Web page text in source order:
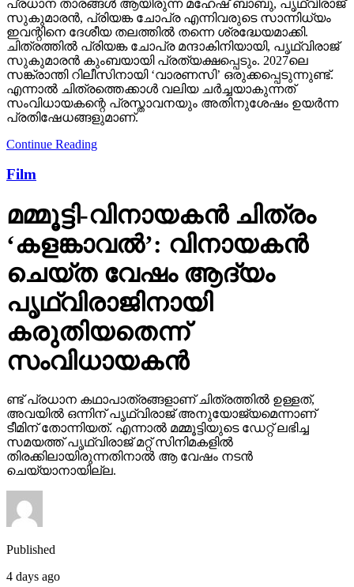
പ്രധാന താരങ്ങള്‍ ആയിരുന്ന മഹേഷ് ബാബു, പൃഥ്വിരാജ്
സുകുമാരന്‍, പ്രിയങ്ക ചോപ്ര എന്നിവരുടെ സാന്നിധ്യം
ഇവന്റിനെ ദേശീയ തലത്തില്‍ തന്നെ ശ്രദ്ധേയമാക്കി.
ചിത്രത്തില്‍ പ്രിയങ്ക ചോപ്ര മന്ദാകിനിയായി, പൃഥ്വിരാജ്
സുകുമാരന്‍ കുംബയായി പ്രത്യക്ഷപ്പെടും. 2027ലെ
സങ്ക്രാന്തി റിലീസിനായി ‘വാരണസി’ ഒരുക്കപ്പെടുന്നുണ്ട്.
എന്നാല്‍ ചിത്രത്തെക്കാള്‍ വലിയ ചര്‍ച്ചയാകുന്നത്
സംവിധായകന്റെ പ്രസ്താവനയും അതിനുശേഷം ഉയര്‍ന്ന
പ്രതിഷേധങ്ങളുമാണ്.
Continue Reading
Film
മമ്മൂട്ടി-വിനായകന്‍ ചിത്രം
‘കളങ്കാവല്‍’: വിനായകന്‍
ചെയ്ത വേഷം ആദ്യം
പൃഥ്വിരാജിനായി
കരുതിയതെന്ന്
സംവിധായകന്‍
ണ്ട് പ്രധാന കഥാപാത്രങ്ങളാണ് ചിത്രത്തില്‍ ഉള്ളത്,
അവയില്‍ ഒന്നിന് പൃഥ്വിരാജ് അനുയോജ്യമെന്നാണ്
ടീമിന് തോന്നിയത്. എന്നാല്‍ മമ്മൂട്ടിയുടെ ഡേറ്റ് ലഭിച്ച
സമയത്ത് പൃഥ്വിരാജ് മറ്റ് സിനിമകളില്‍
തിരക്കിലായിരുന്നതിനാല്‍ ആ വേഷം നടന്‍
ചെയ്യാനായില്ല.
Published
4 days ago